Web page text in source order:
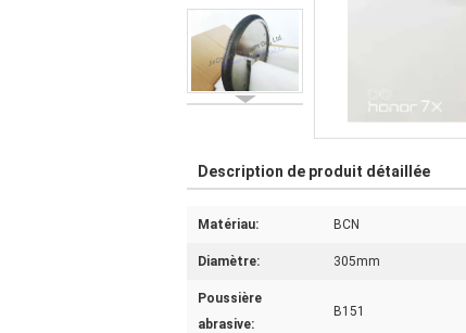
Description de produit détaillée
Matériau: BCN
Diamètre: 305mm
Poussière
abrasive:
B151